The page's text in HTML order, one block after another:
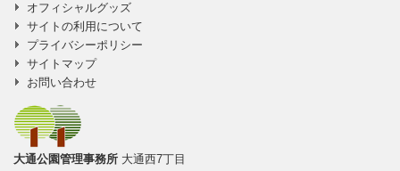
オフィシャルグッズ
サイトの利用について
プライバシーポリシー
サイトマップ
お問い合わせ
大通公園管理事務所 大通西7丁目